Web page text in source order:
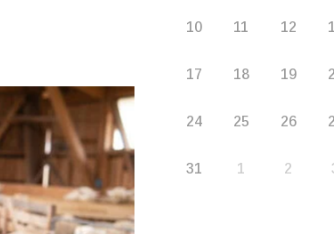
10 11 12
17 18 19
24 25 26
31 1 2